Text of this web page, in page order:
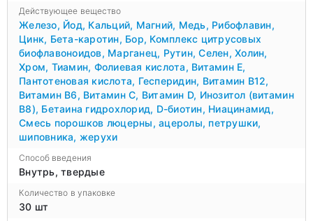
Действующее вещество
Железо, Йод, Кальций, Магний, Медь, Рибофлавин,
Цинк, Бета-каротин, Бор, Комплекс цитрусовых
биофлавоноидов, Марганец, Рутин,Селен, Холин,
Хром, Тиамин, Фолиевая кислота, Витамин Е,
Пантотеновая кислота, Гесперидин, Витамин B12,
Витамин B6, Витамин С, Витамин D, Инозитол (витамин
В8), Бетаина гидрохлорид, D-биотин, Ниацинамид,
Смесь порошков люцерны, ацеролы, петрушки,
шиповника, жерухи
Способ введения
Внутрь, твердые
Количество в упаковке
30 шт